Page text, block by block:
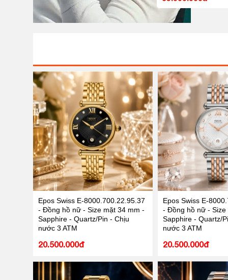
Epos Swiss E-8000.700.22.95.37
- Đồng hồ nữ - Size mặt 34 mm -
Sapphire - Quartz/Pin - Chịu
nước 3 ATM
20.500.000đ
Epos Swiss E-
- Đồng hồ nữ - Size
Sapphire - Quartz/
nước 3 ATM
20.500.000đ